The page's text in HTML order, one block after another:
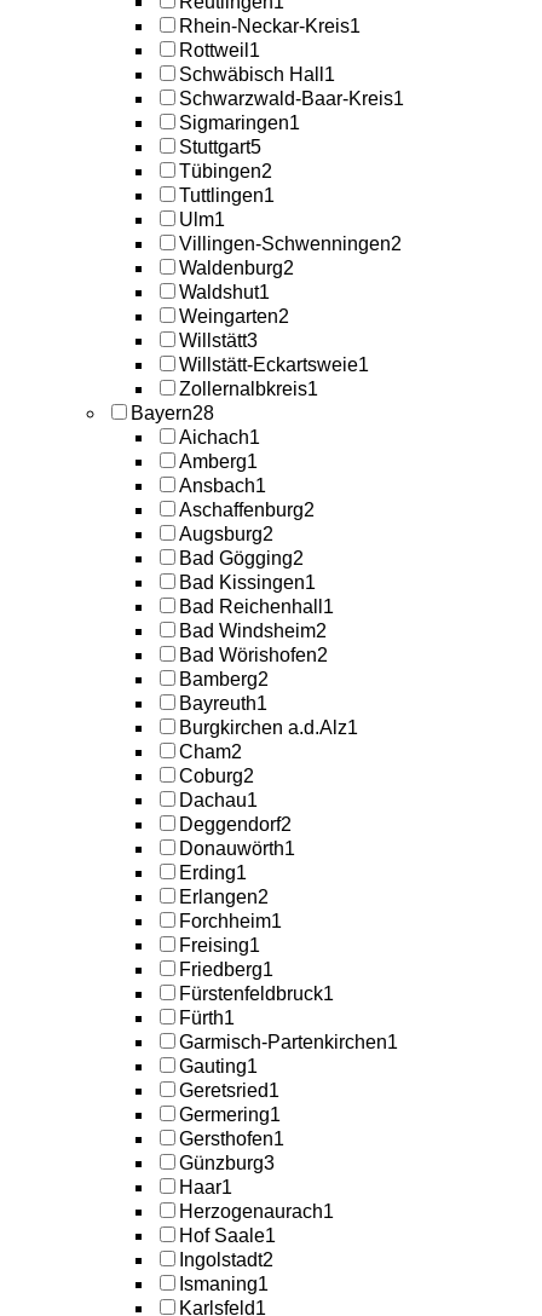
Rhein-Neckar-Kreis1
Rottweil 1
Schwäbisch Hall 1
Schwarzwald-Baar-Kreis1
Sigmaringen1
Stuttgart5
Tübingen2
Tuttlingen1
Ulm1
Villingen-Schwenningen2
Waldenburg2
Waldshut1
Weingarten2
Willstätt3
Willstätt-Eckartsweie1
Zollernalbkreis1
Bayern28
Aichach1
Amberg1
Ansbach1
Aschaffenburg2
Augsburg2
Bad Gögging2
Bad Kissingen1
Bad Reichenhall 1
Bad Windsheim2
Bad Wörishofen2
Bamberg2
Bayreuth1
Burgkirchen a.d.Alz1
Cham2
Coburg2
Dachau1
Deggendorf2
Donauwörth1
Erding1
Erlangen2
Forchheim1
Freising1
Friedberg1
Fürstenfeldbruck1
Fürth1
Garmisch-Partenkirchen1
Gauting1
Geretsried1
Germering1
Gersthofen1
Günzburg3
Haar1
Herzogenaurach1
Hof Saale1
Ingolstadt2
Ismaning1
Karlsfeld1